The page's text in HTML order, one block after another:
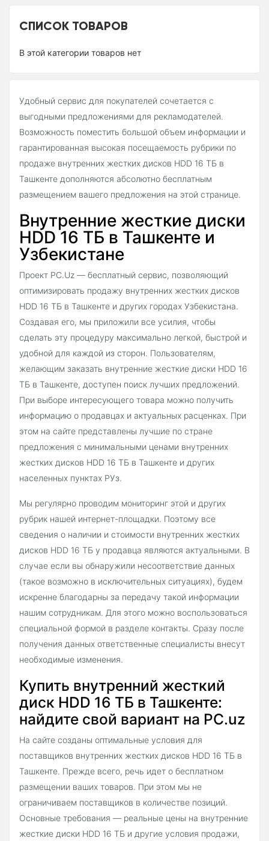
СПИСОК ТОВАРОВ
В этой категории товаров нет
Удобный сервис для покупателей сочетается с
выгодными предложениями для рекламодателей.
Возможность поместить большой объем информации и
гарантированная высокая посещаемость рубрики по
продаже внутренних жестких дисков HDD 16 ТБ в
Ташкенте дополняются абсолютно бесплатным
размещением вашего предложения на этой странице.
Внутренние жесткие диски
HDD 16 ТБ в Ташкенте и
Узбекистане
Проект PC.Uz — бесплатный сервис, позволяющий
оптимизировать продажу внутренних жестких дисков
HDD 16 ТБ в Ташкенте и других городах Узбекистана.
Создавая его, мы приложили все усилия, чтобы
сделать эту процедуру максимально легкой, быстрой и
удобной для каждой из сторон. Пользователям,
желающим заказать внутренние жесткие диски HDD 16
ТБ в Ташкенте, доступен поиск лучших предложений.
При выборе интересующего товара можно получить
информацию о продавцах и актуальных расценках. При
этом на сайте представлены лучшие по стране
предложения с минимальными ценами внутренних
жестких дисков HDD 16 ТБ в Ташкенте и других
населенных пунктах РУз.
Мы регулярно проводим мониторинг этой и других
рубрик нашей интернет-площадки. Поэтому все
сведения о наличии и стоимости внутренних жестких
дисков HDD 16 ТБ у продавца являются актуальными. В
случае если вы обнаружили несоответствие данных
(такое возможно в исключительных ситуациях), будем
искренне благодарны за передачу такой информации
нашим сотрудникам. Для этого можно воспользоваться
специальной формой в разделе контакты. Сразу после
получения данных ответственные специалисты внесут
необходимые изменения.
Купить внутренний жесткий
диск HDD 16 ТБ в Ташкенте:
найдите свой вариант на PC.uz
На сайте созданы оптимальные условия для
поставщиков внутренних жестких дисков HDD 16 ТБ в
Ташкенте. Прежде всего, речь идет о бесплатном
размещении ваших товаров. При этом мы не
ограничиваем поставщиков в количестве позиций.
Основные требования — реальные цены на внутренние
жесткие диски HDD 16 ТБ и другие условия продажи,